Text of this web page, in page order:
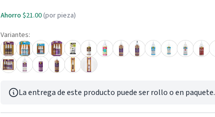
Ahorro $21.00 (por pieza)
Variantes:
La entrega de este producto puede ser rollo o en paquete.